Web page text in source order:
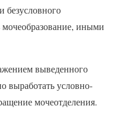
безусловного
мочеобразование, иными
выведенного
выработать условно-
мочеотделения.